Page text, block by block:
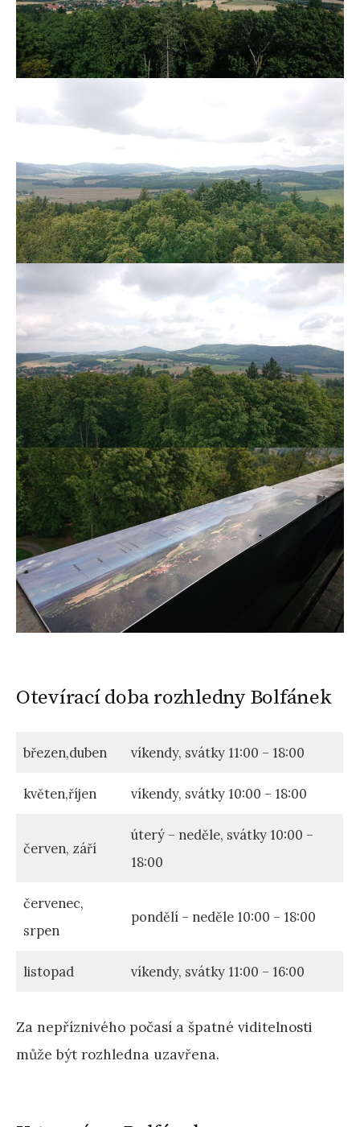
Otevírací doba rozhledny Bolfánek
březen,duben víkendy, svátky 11:00 – 18:00
květen,říjen víkendy, svátky 10:00 – 18:00
červen, září
úterý – neděle, svátky 10:00 –
18:00
červenec,
srpen
pondělí – neděle 10:00 – 18:00
listopad víkendy, svátky 11:00 – 16:00
Za nepříznivého počasí a špatné viditelnosti
může být rozhledna uzavřena.